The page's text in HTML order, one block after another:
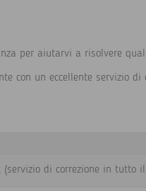
per aiutarvi a risolvere
con un eccellente servizio di
(servizio di correzione in tutto